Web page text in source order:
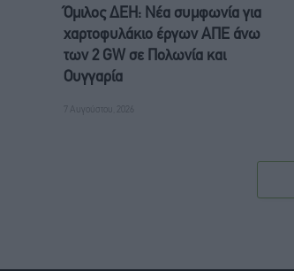
Όμιλος ΔΕΗ: Νέα συμφωνία για
χαρτοφυλάκιο έργων ΑΠΕ άνω
των 2 GW σε Πολωνία και
Ουγγαρία
7 Αυγούστου, 2026